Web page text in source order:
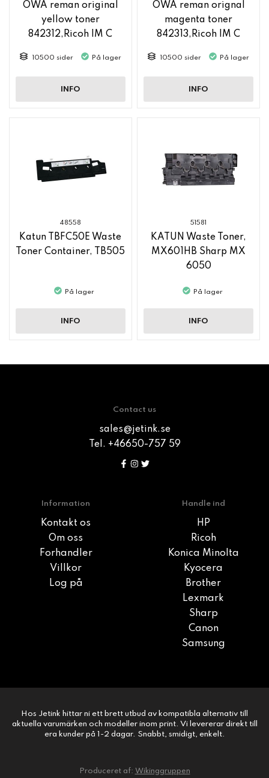
OWA reman original
yellow toner
842312,Ricoh IM C
10500 sider På lager
INFO
OWA reman orignal
magenta toner
842313,Ricoh IM C
10500 sider På lager
INFO
48558
Katun TBFC50E Waste
Toner Container, TB505
På lager
INFO
51581
KATUN Waste Toner,
MX601HB Sharp MX
6050
På lager
INFO
Contact us
sales@jetink.se
Tel. +46650-757 59
Information
Kontakt os
Om oss
Forhandler
Villkor
Log på
Handle ind
HP
Ricoh
Konica Minolta
Kyocera
Brother
Lexmark
Sharp
Canon
Samsung
Hos Jetink hittar ni ett brett utbud av kompatibla alternativ till
aktuella varumärken och modeller inom print. Vi levererar direkt till
era kunder på 1-2 dagar. Snabbt, smidigt, enkelt.
Produceret af: Wikinggruppen